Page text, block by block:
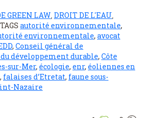
GREEN LAW DROIT DE L'EAU
TAGS autorité environnementale,
environnementale, avocat
, Conseil général de
développement durable, Côte
sur-Mer, écologie, enr, éoliennes en
, falaises d’Etretat, faune sous-
Nazaire